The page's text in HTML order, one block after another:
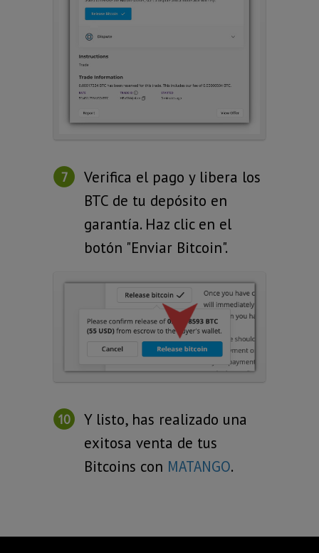
Verifica el pago y libera los
BTC de tu depósito en
garantía. Haz clic en el
botón "Enviar Bitcoin".
Y listo, has realizado una
exitosa venta de tus
Bitcoins con MATANGO.